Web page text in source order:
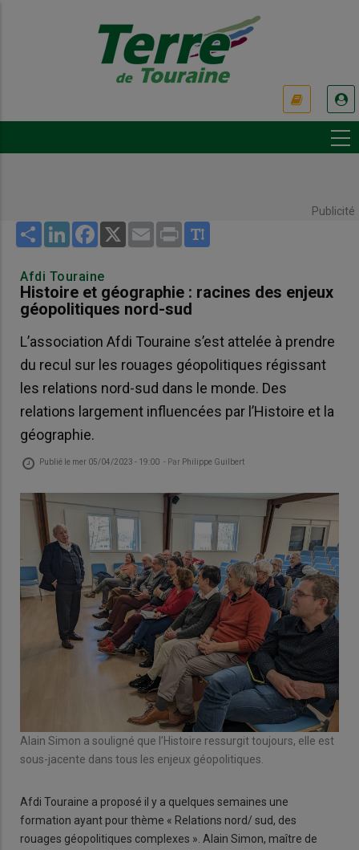
Publicité
Share LinkedInFacebook
X Email Print
Afdi Touraine
Histoire et géographie : racines des enjeux
géopolitiques nord-sud
L’association Afdi Touraine s’est attelée à prendre
du recul sur les rouages géopolitiques régissant
les relations nord-sud dans le monde. Des
relations largement influencées par l’Histoire et la
géographie.
Publié le mer 05/04/2023 - 19:00 - Par Philippe Guilbert
Alain Simon a souligné que l’Histoire ressurgit toujours, elle est
sous-jacente dans tous les enjeux géopolitiques.
Afdi Touraine a proposé il y a quelques semaines une
formation ayant pour thème « Relations nord/ sud, des
rouages géopolitiques complexes ». Alain Simon, maître de